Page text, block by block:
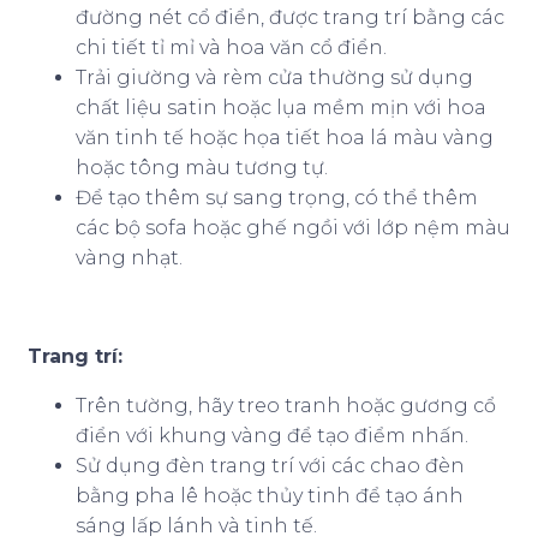
đường nét cổ điển, được trang trí bằng các
chi tiết tỉ mỉ và hoa văn cổ điển.
Trải giường và rèm cửa thường sử dụng
chất liệu satin hoặc lụa mềm mịn với hoa
văn tinh tế hoặc họa tiết hoa lá màu vàng
hoặc tông màu tương tự.
Để tạo thêm sự sang trọng, có thể thêm
các bộ sofa hoặc ghế ngồi với lớp nệm màu
vàng nhạt.
Trang trí:
Trên tường, hãy treo tranh hoặc gương cổ
điển với khung vàng để tạo điểm nhấn.
Sử dụng đèn trang trí với các chao đèn
bằng pha lê hoặc thủy tinh để tạo ánh
sáng lấp lánh và tinh tế.